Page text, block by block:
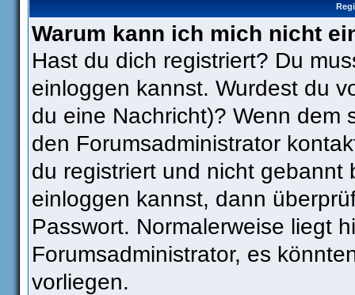
Warum kann ich mich nicht
Hast du dich registriert? Du
einloggen kannst. Wurdest du
du eine Nachricht)? Wenn dem
den Forumsadministrator
du registriert und nicht gebannt
einloggen kannst, dann
Passwort. Normalerweise liegt
Forumsadministrator, es
vorliegen.